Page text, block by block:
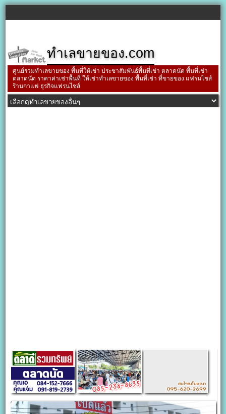
ทำเลขายของ.com
ศูนย์รวมทำเลขายของ พื้นที่ให้เช่า ประชาสัมพันธ์พื้นที่เช่า ตลาดนัด พื้นที่เช่า
ตลาดนัด ราคาค่าเช่าพื้นที่ ให้เช่าทำเลขายของ พื้นที่เช่า ที่ขายของ แฟรนไชส์
ร้านกาแฟ ธุรกิจแฟรนไชส์